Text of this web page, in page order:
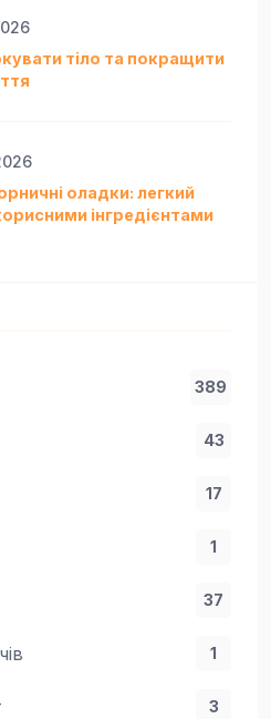
тіло та покращити
оладки: легкий
інгредієнтами
389
43
17
1
37
1
3